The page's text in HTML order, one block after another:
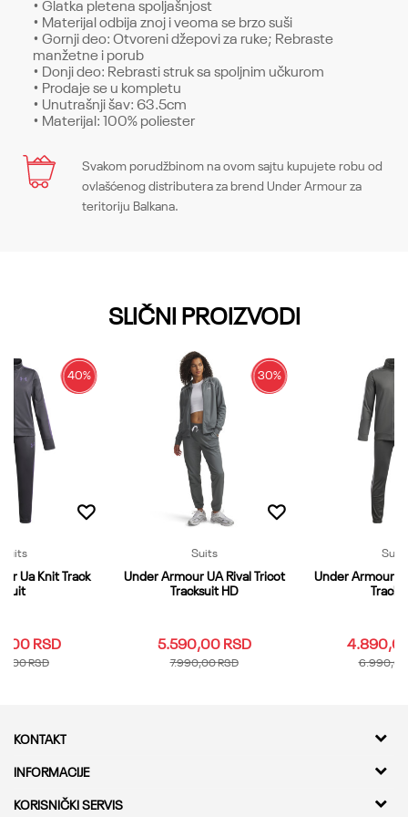
• Glatka pletena spoljašnjost
• Materijal odbija znoj i veoma se brzo suši
• Gornji deo: Otvoreni džepovi za ruke; Rebraste
manžetne i porub
• Donji deo: Rebrasti struk sa spoljnim učkurom
• Prodaje se u kompletu
• Unutrašnji šav: 63.5cm
• Materijal: 100% poliester
Karakteristika
Kategorija
Under Armour
Ime/Nadimak
Svakom porudžbinom na ovom sajtu kupujete robu od
ovlašćenog distributera za brend Under Armour za
teritoriju Balkana.
SLIČNI PROIZVODI
40%
Suits
Ua Knit Track
Suit
RSD
RSD
30%
Suits
Under Armour UA Rival Tricot
Tracksuit HD
5.590,00 RSD
7.990,00RSD
Suits
Under Armour
KONTAKT
Kvantum Sport d.o.o.
Adresa
INFORMACIJE
O nama
KORISNIČKI SERVIS